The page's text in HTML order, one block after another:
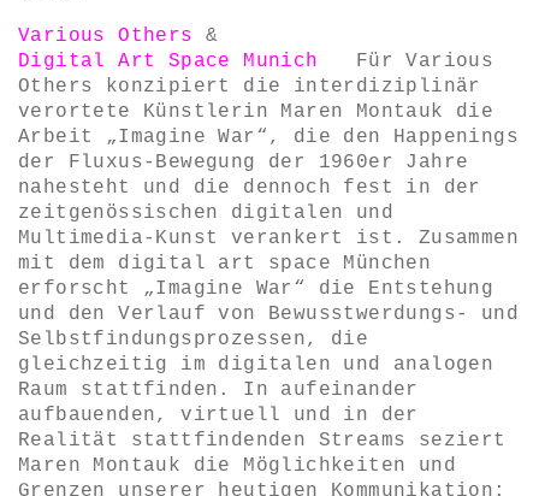
Various Others &
Digital Art Space Munich Für Various
Others konzipiert die interdiziplinär
verortete Künstlerin Maren Montauk die
Arbeit „Imagine War“, die den Happenings
der Fluxus-Bewegung der 1960er Jahre
nahesteht und die dennoch fest in der
zeitgenössischen digitalen und
Multimedia-Kunst verankert ist. Zusammen
mit dem digital art space München
erforscht „Imagine War“ die Entstehung
und den Verlauf von Bewusstwerdungs- und
Selbstfindungsprozessen, die
gleichzeitig im digitalen und analogen
Raum stattfinden. In aufeinander
aufbauenden, virtuell und in der
Realität stattfindenden Streams seziert
Maren Montauk die Möglichkeiten und
Grenzen unserer heutigen Kommunikation: